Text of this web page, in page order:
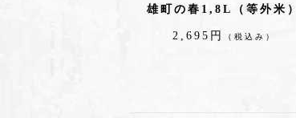
雄町の春1,8L（等外米）
2,695円 （税込み）